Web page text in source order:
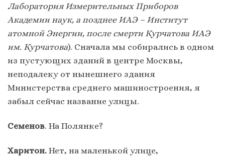
Лаборатория Измерительных Приборов
Академии наук, а позднее ИАЭ – Институт
атомной Энергии, после смерти Курчатова ИАЭ
им. Курчатова). Сначала мы собирались в одном
из пустующих зданий в центре Москвы,
неподалеку от нынешнего здания
Министерства среднего машиностроения, я
забыл сейчас название улицы.
Семенов. На Полянке?
Харитон. Нет, на маленькой улице,